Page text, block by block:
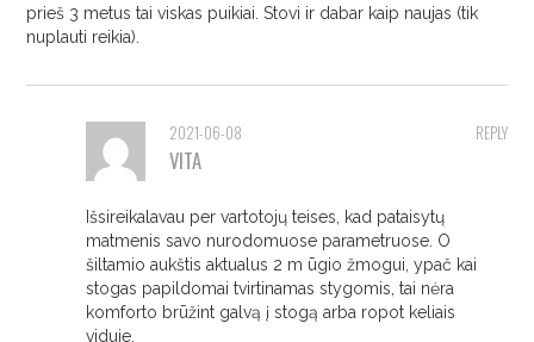
prieš 3 metus tai viskas puikiai. Stovi ir dabar kaip naujas (tik
nuplauti reikia).
REPLY
2021-06-08
VITA
Išsireikalavau per vartotojų teises, kad pataisytų
matmenis savo nurodomuose parametruose. O
šiltamio aukštis aktualus 2 m ūgio žmogui, ypač kai
stogas papildomai tvirtinamas stygomis, tai nėra
komforto brūžint galvą į stogą arba ropot keliais
viduje.